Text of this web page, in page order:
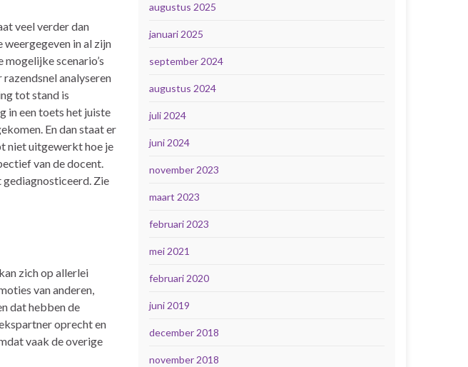
veel verder dan
in al zijn
scenario’s
analyseren
tot stand is
in een toets het juiste
En dan staat er
niet uitgewerkt hoe je
van de docent.
Zie
zich op allerlei
van anderen,
dat hebben de
oprecht en
vaak de overige
augustus 2025
januari 2025
september 2024
augustus 2024
juli 2024
juni 2024
november 2023
maart 2023
februari 2023
mei 2021
februari 2020
juni 2019
december 2018
november 2018